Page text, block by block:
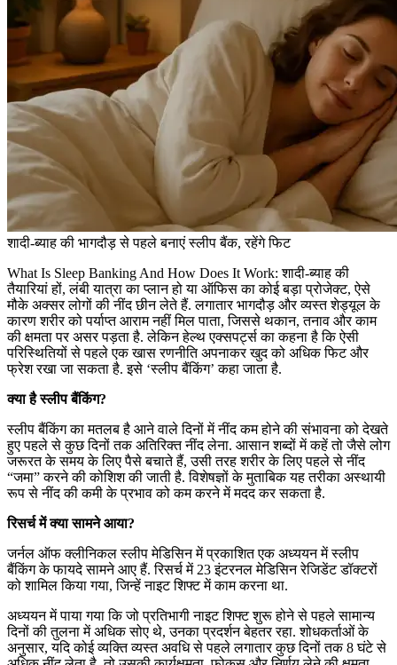
शादी-ब्याह की भागदौड़ से पहले बनाएं स्लीप बैंक, रहेंगे फिट
What Is Sleep Banking And How Does It Work: शादी-ब्याह की
तैयारियां हों, लंबी यात्रा का प्लान हो या ऑफिस का कोई बड़ा प्रोजेक्ट, ऐसे
मौके अक्सर लोगों की नींद छीन लेते हैं. लगातार भागदौड़ और व्यस्त शेड्यूल के
कारण शरीर को पर्याप्त आराम नहीं मिल पाता, जिससे थकान, तनाव और काम
की क्षमता पर असर पड़ता है. लेकिन हेल्थ एक्सपर्ट्स का कहना है कि ऐसी
परिस्थितियों से पहले एक खास रणनीति अपनाकर खुद को अधिक फिट और
फ्रेश रखा जा सकता है. इसे ‘स्लीप बैंकिंग’ कहा जाता है.
क्या है स्लीप बैंकिंग?
स्लीप बैंकिंग का मतलब है आने वाले दिनों में नींद कम होने की संभावना को देखते
हुए पहले से कुछ दिनों तक अतिरिक्त नींद लेना. आसान शब्दों में कहें तो जैसे लोग
जरूरत के समय के लिए पैसे बचाते हैं, उसी तरह शरीर के लिए पहले से नींद
“जमा” करने की कोशिश की जाती है. विशेषज्ञों के मुताबिक यह तरीका अस्थायी
रूप से नींद की कमी के प्रभाव को कम करने में मदद कर सकता है.
रिसर्च में क्या सामने आया?
जर्नल ऑफ क्लीनिकल स्लीप मेडिसिन में प्रकाशित एक अध्ययन में स्लीप
बैंकिंग के फायदे सामने आए हैं. रिसर्च में 23 इंटरनल मेडिसिन रेजिडेंट डॉक्टरों
को शामिल किया गया, जिन्हें नाइट शिफ्ट में काम करना था.
अध्ययन में पाया गया कि जो प्रतिभागी नाइट शिफ्ट शुरू होने से पहले सामान्य
दिनों की तुलना में अधिक सोए थे, उनका प्रदर्शन बेहतर रहा. शोधकर्ताओं के
अनुसार, यदि कोई व्यक्ति व्यस्त अवधि से पहले लगातार कुछ दिनों तक 8 घंटे से